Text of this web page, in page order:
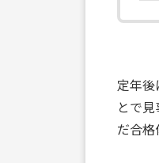
定年
とで
だ合格